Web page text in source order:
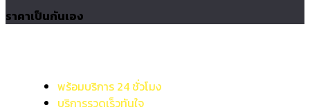
ราคาเป็นกันเอง
พร้อมบริการ 24 ชั่วโมง
บริการรวดเร็วทันใจ